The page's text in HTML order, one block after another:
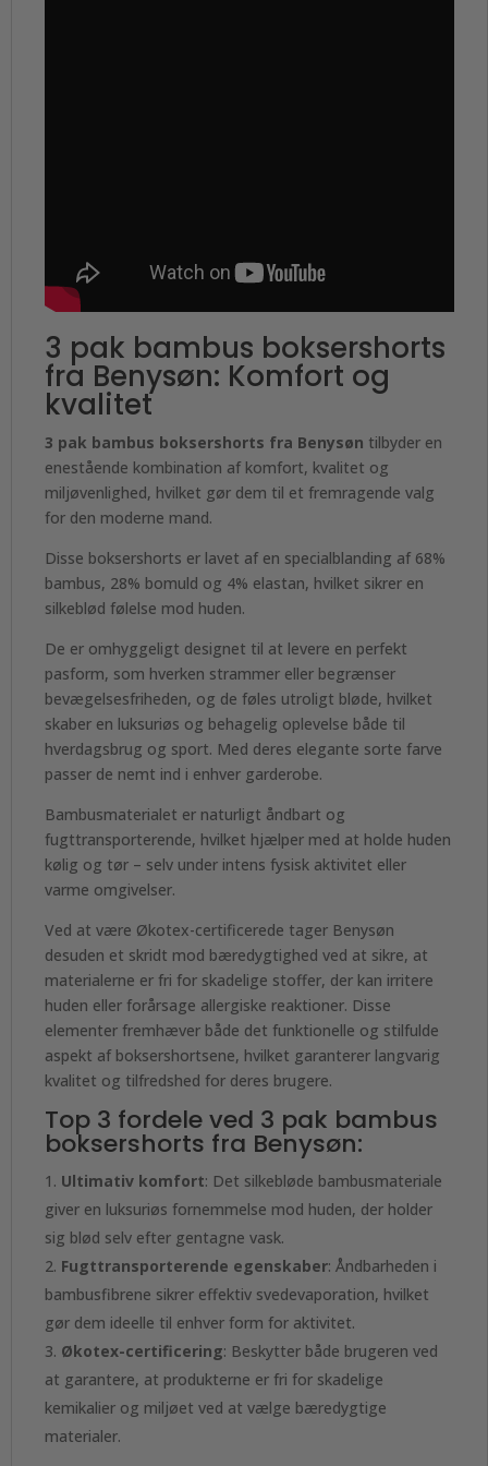
3 pak bambus boksershorts
fra Benysøn: Komfort og
kvalitet
3 pak bambus boksershorts fra Benysøn tilbyder en
enestående kombination af komfort, kvalitet og
miljøvenlighed, hvilket gør dem til et fremragende valg
for den moderne mand.
Disse boksershorts er lavet af en specialblanding af 68%
bambus, 28% bomuld og 4% elastan, hvilket sikrer en
silkeblød følelse mod huden.
De er omhyggeligt designet til at levere en perfekt
pasform, som hverken strammer eller begrænser
bevægelsesfriheden, og de føles utroligt bløde, hvilket
skaber en luksuriøs og behagelig oplevelse både til
hverdagsbrug og sport. Med deres elegante sorte farve
passer de nemt ind i enhver garderobe.
Bambusmaterialet er naturligt åndbart og
fugttransporterende, hvilket hjælper med at holde huden
kølig og tør – selv under intens fysisk aktivitet eller
varme omgivelser.
Ved at være Økotex-certificerede tager Benysøn
desuden et skridt mod bæredygtighed ved at sikre, at
materialerne er fri for skadelige stoffer, der kan irritere
huden eller forårsage allergiske reaktioner. Disse
elementer fremhæver både det funktionelle og stilfulde
aspekt af boksershortsene, hvilket garanterer langvarig
kvalitet og tilfredshed for deres brugere.
Top 3 fordele ved 3 pak bambus
boksershorts fra Benysøn:
Ultimativ komfort: Det silkebløde bambusmateriale
giver en luksuriøs fornemmelse mod huden, der holder
sig blød selv efter gentagne vask.
Fugttransporterende egenskaber: Åndbarheden i
bambusfibrene sikrer effektiv svedevaporation, hvilket
gør dem ideelle til enhver form for aktivitet.
Økotex-certificering: Beskytter både brugeren ved
at garantere, at produkterne er fri for skadelige
kemikalier og miljøet ved at vælge bæredygtige
materialer.